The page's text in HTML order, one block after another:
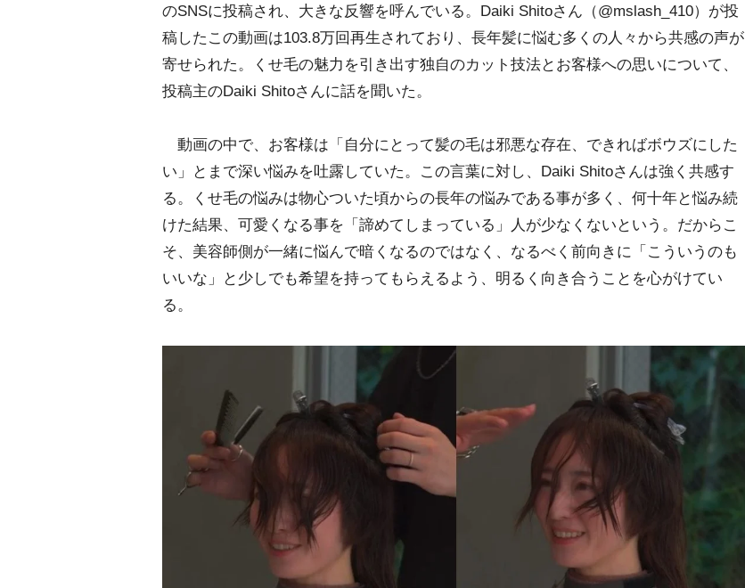
のSNSに投稿され、大きな反響を呼んでいる。Daiki Shitoさん（@mslash_410）が投
稿したこの動画は103.8万回再生されており、長年髪に悩む多くの人々から共感の声が
寄せられた。くせ毛の魅力を引き出す独自のカット技法とお客様への思いについて、
投稿主のDaiki Shitoさんに話を聞いた。
動画の中で、お客様は「自分にとって髪の毛は邪悪な存在、できればボウズにした
い」とまで深い悩みを吐露していた。この言葉に対し、Daiki Shitoさんは強く共感す
る。くせ毛の悩みは物心ついた頃からの長年の悩みである事が多く、何十年と悩み続
けた結果、可愛くなる事を「諦めてしまっている」人が少なくないという。だからこ
そ、美容師側が一緒に悩んで暗くなるのではなく、なるべく前向きに「こういうのも
いいな」と少しでも希望を持ってもらえるよう、明るく向き合うことを心がけてい
る。